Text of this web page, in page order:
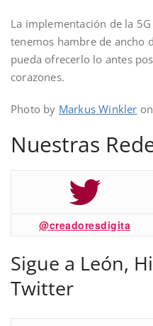
La implementación de la
tenemos hambre de ancho
pueda ofrecerlo lo antes
corazones.
Photo by Markus Winkler on
Nuestras
@creadoresdigita
Sigue a León,
Twitter